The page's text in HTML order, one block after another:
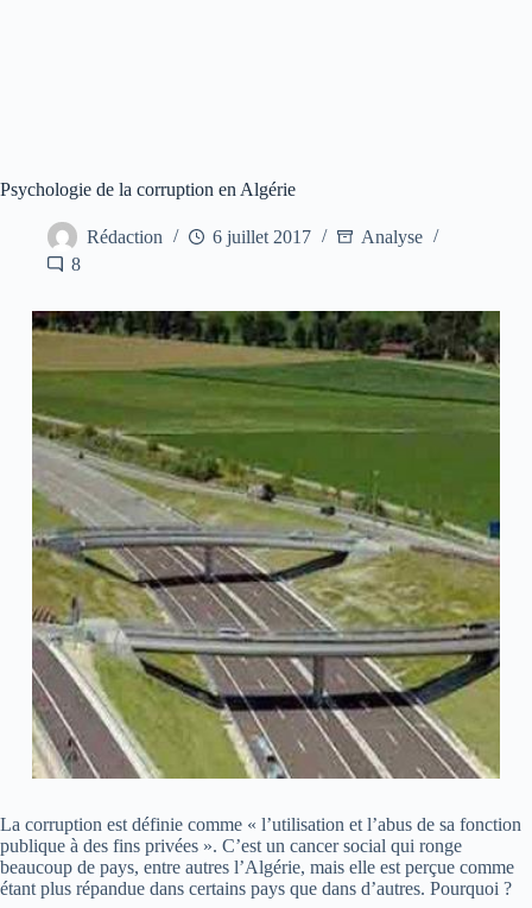
Psychologie de la corruption en Algérie
Rédaction 6 juillet 2017
Analyse
8
La corruption est définie comme « l’utilisation et l’abus de sa fonction
publique à des fins privées ». C’est un cancer social qui ronge
beaucoup de pays, entre autres l’Algérie, mais elle est perçue comme
étant plus répandue dans certains pays que dans d’autres. Pourquoi ?